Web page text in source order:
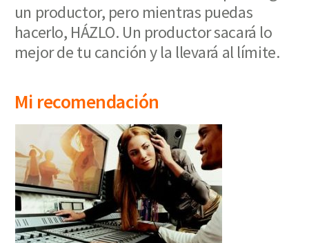
un productor, pero mientras puedas
hacerlo, HÁZLO. Un productor sacará lo
mejor de tu canción y la llevará al límite.
Mi recomendación